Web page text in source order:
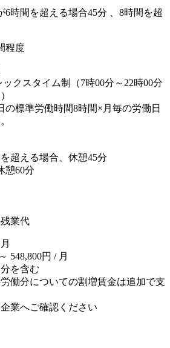
6時間を超える場合45分 、8時間を超
程度
クスタイム制（7時00分～22時00分
の標準労働時間8時間×月毎の労働日
を超える場合、休憩45分
憩60分
業代
548,800円 / 月
を含む
働分についての割増賃金は追加で支
業へご確認ください